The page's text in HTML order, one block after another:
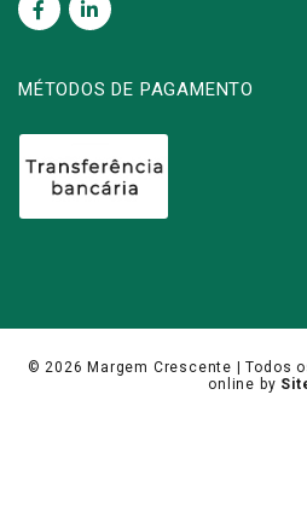
MÉTODOS DE PAGAMENTO
© 2026Margem Crescente | Todos
online by